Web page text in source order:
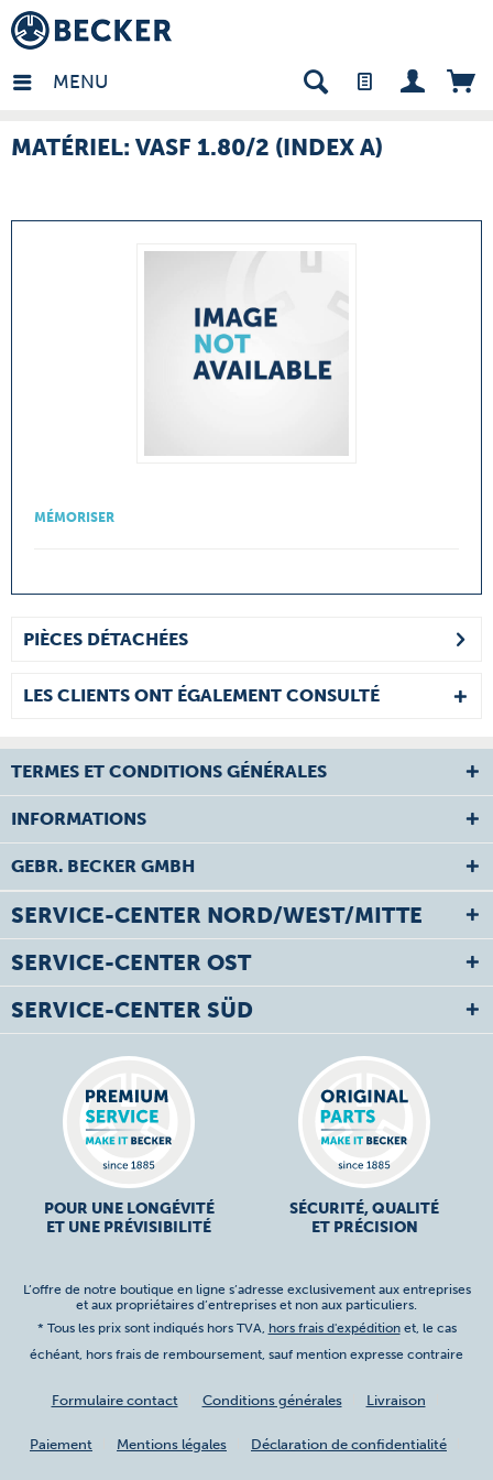
MENU
- FR
MATÉRIEL: VASF 1.80/2 (INDEX A)
MÉMORISER
PIÈCES DÉTACHÉES
LES CLIENTS ONT ÉGALEMENT CONSULTÉ
TERMES ET CONDITIONS GÉNÉRALES
INFORMATIONS
GEBR. BECKER GMBH
SERVICE-CENTER NORD/WEST/MITTE
SERVICE-CENTER OST
SERVICE-CENTER SÜD
POUR UNE LONGÉVITÉ
ET UNE PRÉVISIBILITÉ
SÉCURITÉ, QUALITÉ
ET PRÉCISION
L’offre de notre boutique en ligne s’adresse exclusivement aux entreprises
et aux propriétaires d’entreprises et non aux particuliers.
* Tous les prix sont indiqués hors TVA, hors frais d'expéditionet, le cas
échéant, hors frais de remboursement, sauf mention expresse contraire
Formulaire contact Conditions générales Livraison
Paiement Mentions légales Déclaration de confidentialité